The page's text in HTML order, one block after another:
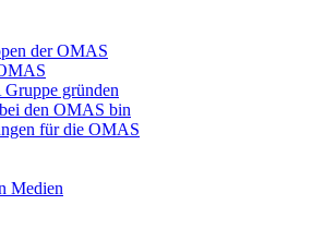
der OMAS
gründen
den OMAS bin
für die OMAS
Medien